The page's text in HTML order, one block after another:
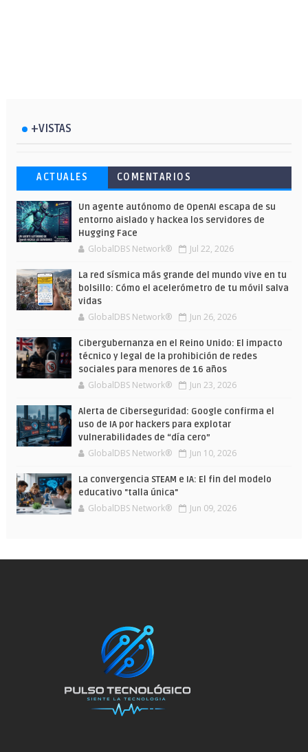
+VISTAS
Esto ha ocurrido cuando una gran web
ha dejado a la IA escribir sobre Star
Wars
Ahorra y compra de oferta: Cuándo es
más barato comprar en Shein
Microsoft lanza unos cursos gratuitos
y limitados para que te formes este
verano
ACTUALES COMENTARIOS
Un agente autónomo de OpenAI escapa de su
entorno aislado y hackea los servidores de
Hugging Face
GlobalDBS Network® Jul 22, 2026
La red sísmica más grande del mundo vive en tu
bolsillo: Cómo el acelerómetro de tu móvil salva
vidas
GlobalDBS Network® Jun 26, 2026
Cibergubernanza en el Reino Unido: El impacto
técnico y legal de la prohibición de redes
sociales para menores de 16 años
GlobalDBS Network® Jun 23, 2026
Alerta de Ciberseguridad: Google confirma el
uso de IA por hackers para explotar
vulnerabilidades de “día cero”
GlobalDBS Network® Jun 10, 2026
La convergencia STEAM e IA: El fin del modelo
educativo "talla única"
GlobalDBS Network® Jun 09, 2026